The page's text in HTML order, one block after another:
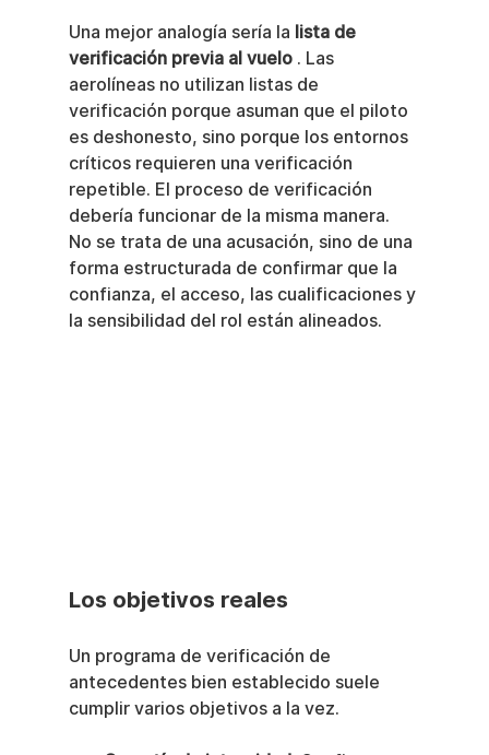
Una mejor analogía sería la lista de
verificación previa al vuelo . Las
aerolíneas no utilizan listas de
verificación porque asuman que el piloto
es deshonesto, sino porque los entornos
críticos requieren una verificación
repetible. El proceso de verificación
debería funcionar de la misma manera.
No se trata de una acusación, sino de una
forma estructurada de confirmar que la
confianza, el acceso, las cualificaciones y
la sensibilidad del rol están alineados.
Los objetivos reales
Un programa de verificación de
antecedentes bien establecido suele
cumplir varios objetivos a la vez.